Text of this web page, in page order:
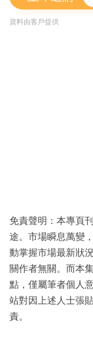
資料由客戶提供
免責聲明：本專頁
途。市場瞬息萬變
動掌握市場最新狀
關作者無關。而本
點，僅屬筆者個人
站對因上述人士張
責。